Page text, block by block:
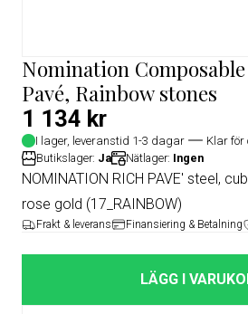
Nomination
Pavé, Rainbow stones
1 134 kr
I lager, leveranstid 1-3 dagar
Klar för
Butikslager: Ja Nätlager: Ingen
NOMINATION RICH PAVE' steel,
rose gold (17_RAINBOW)
Frakt & leverans Finansiering & Betalning
LÄGG I